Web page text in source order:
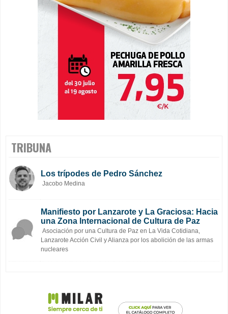
TRIBUNA
Los trípodes de Pedro Sánchez
Jacobo Medina
Manifiesto por Lanzarote y La Graciosa: Hacia
una Zona Internacional de Cultura de Paz
Asociación por una Cultura de Paz en La Vida Cotidiana,
Lanzarote Acción Civil y Alianza por los abolición de las armas
nucleares